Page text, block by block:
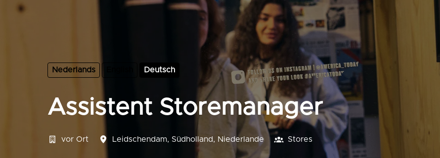
Nederlands Deutsch
Assistent Storemanager
vor Ort Leidschendam, Südholland, Niederlande Stores